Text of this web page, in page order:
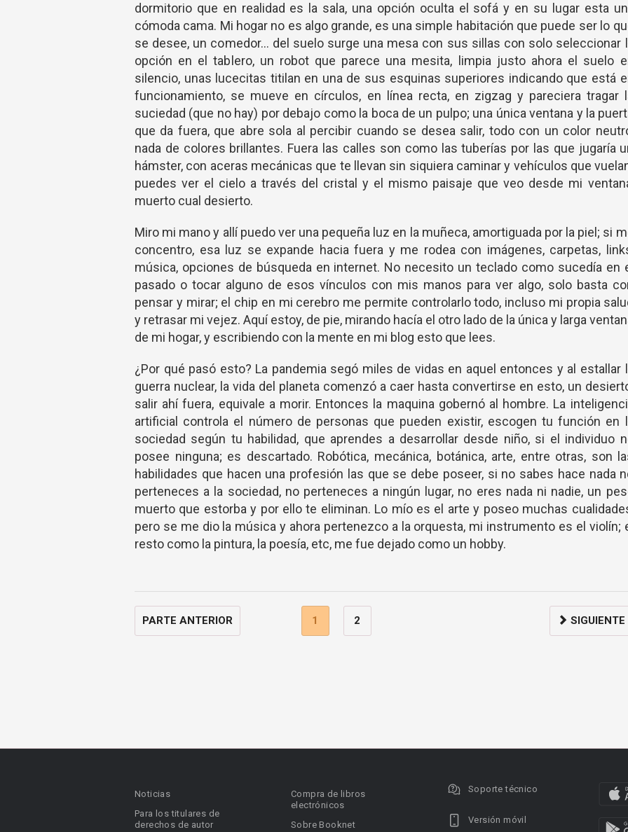
dormitorio que en realidad es la sala, una opción oculta el sofá y en su lugar esta
cómoda cama. Mi hogar no es algo grande, es una simple habitación que puede ser lo
se desee, un comedor... del suelo surge una mesa con sus sillas con solo seleccionar
opción en el tablero, un robot que parece una mesita, limpia justo ahora el suelo
silencio, unas lucecitas titilan en una de sus esquinas superiores indicando que está
funcionamiento, se mueve en círculos, en línea recta, en zigzag y pareciera tragar
suciedad (que no hay) por debajo como la boca de un pulpo; una única ventana y la
que da fuera, que abre sola al percibir cuando se desea salir, todo con un color
nada de colores brillantes. Fuera las calles son como las tuberías por las que jugaría
hámster, con aceras mecánicas que te llevan sin siquiera caminar y vehículos que
puedes ver el cielo a través del cristal y el mismo paisaje que veo desde mi
muerto cual desierto.
Miro mi mano y allí puedo ver una pequeña luz en la muñeca, amortiguada por la piel; si
concentro, esa luz se expande hacia fuera y me rodea con imágenes, carpetas,
música, opciones de búsqueda en internet. No necesito un teclado como sucedía en
pasado o tocar alguno de esos vínculos con mis manos para ver algo, solo basta
pensar y mirar; el chip en mi cerebro me permite controlarlo todo, incluso mi propia
y retrasar mi vejez. Aquí estoy, de pie, mirando hacía el otro lado de la única y larga
de mi hogar, y escribiendo con la mente en mi blog esto que lees.
¿Por qué pasó esto? La pandemia segó miles de vidas en aquel entonces y al estallar
guerra nuclear, la vida del planeta comenzó a caer hasta convertirse en esto, un
salir ahí fuera, equivale a morir. Entonces la maquina gobernó al hombre. La
artificial controla el número de personas que pueden existir, escogen tu función en
sociedad según tu habilidad, que aprendes a desarrollar desde niño, si el individuo
posee ninguna; es descartado. Robótica, mecánica, botánica, arte, entre otras, son
habilidades que hacen una profesión las que se debe poseer, si no sabes hace nada
perteneces a la sociedad, no perteneces a ningún lugar, no eres nada ni nadie, un
muerto que estorba y por ello te eliminan. Lo mío es el arte y poseo muchas
pero se me dio la música y ahora pertenezco a la orquesta, mi instrumento es el violín;
resto como la pintura, la poesía, etc, me fue dejado como un hobby.
PARTE ANTERIOR 1 2 SIGUIENTE
Noticias
Para los titulares de
derechos de autor
Compra de libros
electrónicos
Sobre Booknet
Soporte técnico
Versión móvil